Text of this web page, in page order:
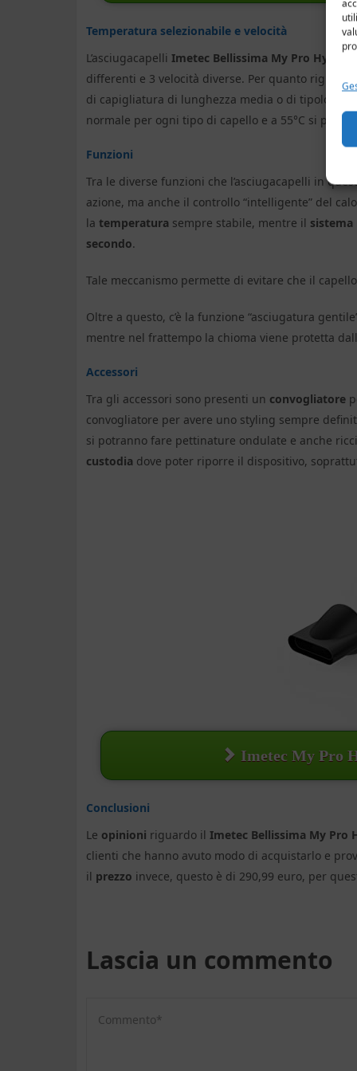
Temperatura selezionabile e velocità
L’asciugacapelli Imetec Bellissima My Pro Hydra
differenti e 3 velocità diverse. Per quanto
di capigliatura di lunghezza media o di tipologia
normale per ogni tipo di capello e a 55°C si
Funzioni
Tra le diverse funzioni che l’asciugacapelli in
azione, ma anche il controllo “intelligente” del
la temperatura sempre stabile, mentre il
secondo.
Tale meccanismo permette di evitare che il
Oltre a questo, c’è la funzione “asciugatura
mentre nel frattempo la chioma viene protetta
Accessori
Tra gli accessori sono presenti un convogliatore
convogliatore per avere uno styling sempre
si potranno fare pettinature ondulate e anche
custodia dove poter riporre il dispositivo,
Imetec My Pro
Conclusioni
Le opinioni riguardo il Imetec Bellissima My Pro
clienti che hanno avuto modo di acquistarlo e
il prezzo invece, questo è di 290,99 euro, per
Lascia un commento